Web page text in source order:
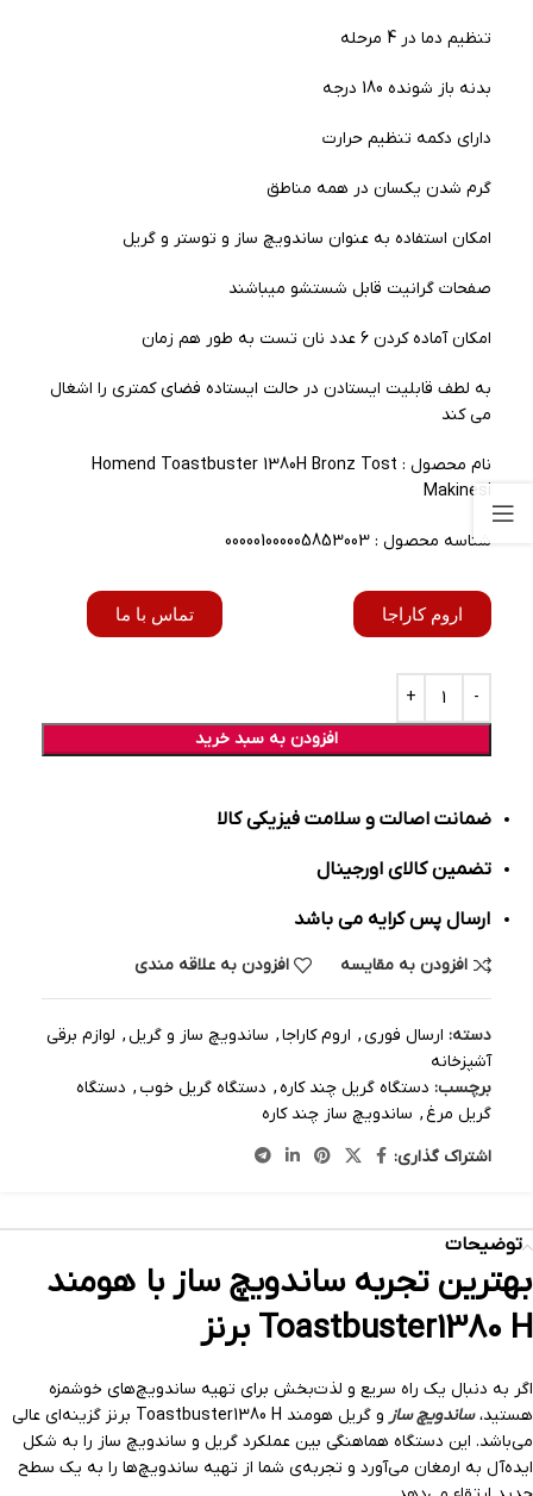
تنظیم دما در 4 مرحله
بدنه باز شونده 180 درجه
دارای دکمه تنظیم حرارت
گرم شدن یکسان در همه مناطق
امکان استفاده به عنوان ساندویچ ساز و توستر و گریل
صفحات گرانیت قابل شستشو میباشند
امکان آماده کردن 6 عدد نان تست به طور هم زمان
به لطف قابلیت ایستادن در حالت ایستاده فضای کمتری را اشغال
می کند
نام محصول : Homend Toastbuster 1380H Bronz Tost
Makinesi
شناسه محصول : 000001000005853003
اروم کاراجا تماس با ما
افزودن به سبد خرید
ضمانت اصالت و سلامت فیزیکی کالا
تضمین کالای اورجینال
ارسال پس کرایه می باشد
افزودن به مقایسه افزودن به علاقه مندی
دسته: ارسال فوری, اروم کاراجا, ساندویچ ساز و گریل, لوازم برقی
آشپزخانه
برچسب: دستگاه گریل چند کاره, دستگاه گریل خوب , دستگاه
گریل مرغ, ساندویچ ساز چند کاره
اشتراک گذاری:
توضیحات
بهترین تجربه ساندویچ ساز با هومند
Toastbuster1380 H برنز
اگر به دنبال یک راه سریع و لذت‌بخش برای تهیه ساندویچ‌های خوشمزه
هستید،ساندویچ ساز
و گریل هومند Toastbuster1380 H برنز گزینه‌ای عالی
می‌باشد. این دستگاه هماهنگی بین عملکرد گریل و ساندویچ ساز را به شکل
ایده‌آل به ارمغان می‌آورد و تجربه‌ی شما از تهیه ساندویچ‌ها را به یک سطح